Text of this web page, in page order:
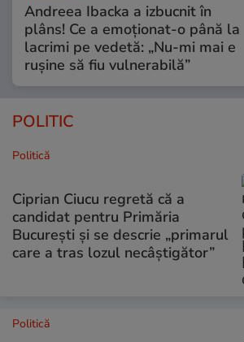
Andreea Ibacka a izbucnit în
plâns! Ce a emoționat-o până la
lacrimi pe vedetă: „Nu-mi mai e
rușine să fiu vulnerabilă”
POLITIC
Politică
Ciprian Ciucu regretă că a
candidat pentru Primăria
București și se descrie „primarul
care a tras lozul necâștigător”
Politică